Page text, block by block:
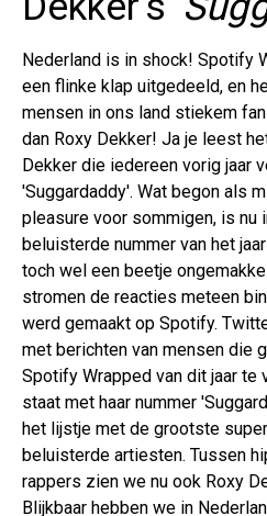
Nederland is in shock! Spotify
een flinke klap uitgedeeld, en
mensen in ons land stiekem
dan Roxy Dekker! Ja je leest
Dekker die iedereen vorig jaar
'Suggardaddy'. Wat begon als
pleasure voor sommigen, is nu
beluisterde nummer van het
toch wel een beetje
stromen de reacties meteen
werd gemaakt op Spotify.
met berichten van mensen die
Spotify Wrapped van dit jaar te
staat met haar nummer
het lijstje met de grootste
beluisterde artiesten. Tussen
rappers zien we nu ook Roxy
Blijkbaar hebben we in